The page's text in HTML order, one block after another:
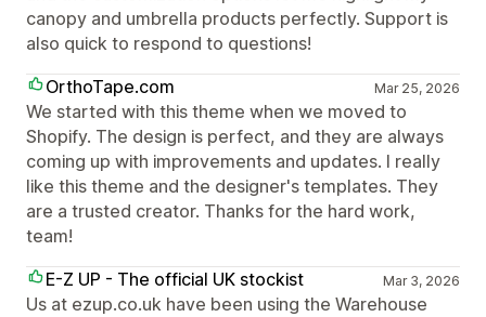
canopy and umbrella products perfectly. Support is
also quick to respond to questions!
OrthoTape.com
Mar 25, 2026
We started with this theme when we moved to
Shopify. The design is perfect, and they are always
coming up with improvements and updates. I really
like this theme and the designer's templates. They
are a trusted creator. Thanks for the hard work,
team!
E-Z UP - The official UK stockist
Mar 3, 2026
Us at ezup.co.uk have been using the Warehouse